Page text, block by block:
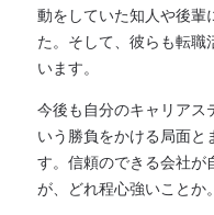
動をしていた知人や後輩
た。そして、彼らも転
います。
今後も自分のキャリアス
いう勝負をかける局面と
す。信頼のできる会社が
が、どれ程心強いことか。